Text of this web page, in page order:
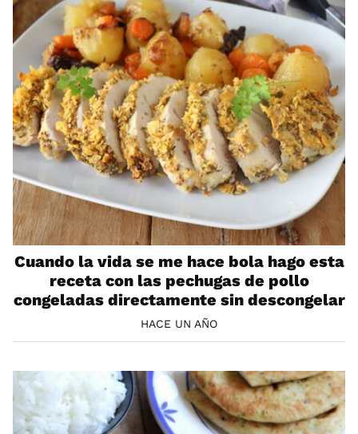
Cuando la vida se me hace bola hago esta
receta con las pechugas de pollo
congeladas directamente sin descongelar
HACE UN AÑO